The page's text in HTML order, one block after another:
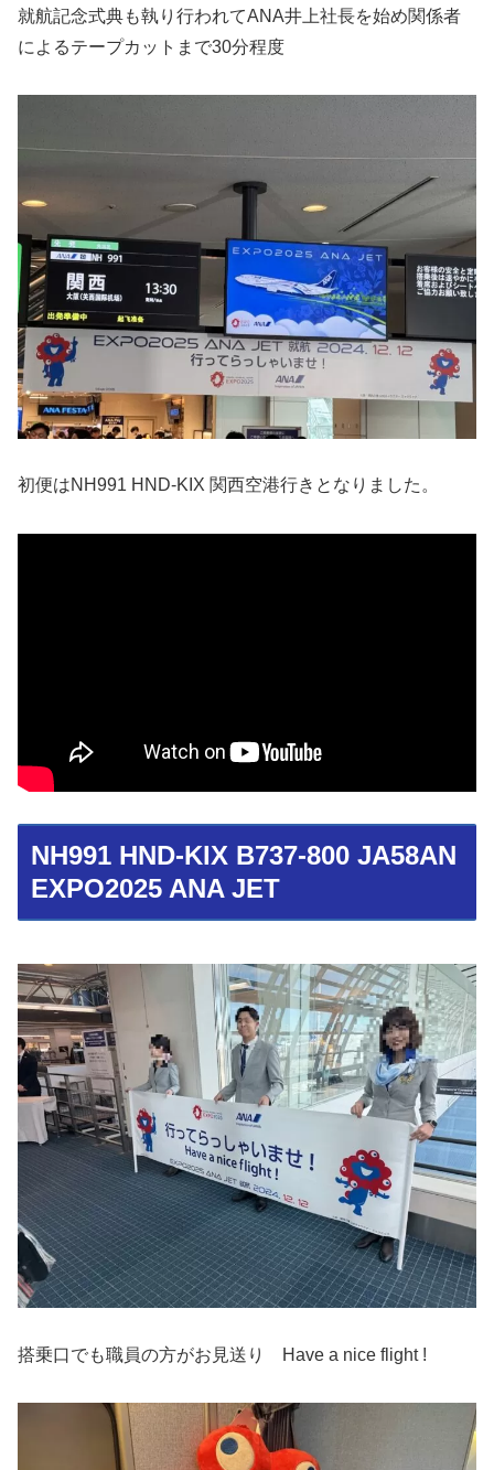
就航記念式典も執り行われてANA井上社長を始め関係者
によるテープカットまで30分程度
初便はNH991 HND-KIX 関西空港行きとなりました。
NH991 HND-KIX B737-800 JA58AN
EXPO2025 ANA JET
搭乗口でも職員の方がお見送り Have a nice flight !